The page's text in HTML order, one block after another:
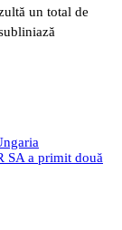
un total de
SA a primit două